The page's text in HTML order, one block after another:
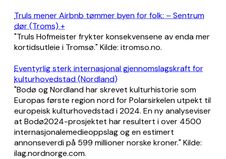
Truls mener Airbnb tømmer byen for folk: – Sentrum
dør (Troms) +
"Truls Hofmeister frykter konsekvensene av enda mer
kortidsutleie i Tromsø." Kilde: itromso.no.
Eventyrlig sterk internasjonal gjennomslagskraft for
kulturhovedstad (Nordland)
"Bodø og Nordland har skrevet kulturhistorie som
Europas første region nord for Polarsirkelen utpekt til
europeisk kulturhovedstad i 2024. En ny analyseviser
at Bodø2024-prosjektet har resultert i over 4500
internasjonalemedieoppslag og en estimert
annonseverdi på 599 millioner norske kroner." Kilde:
ilag.nordnorge.com.